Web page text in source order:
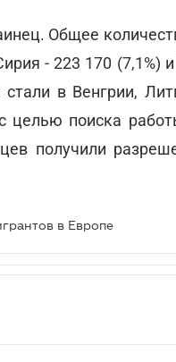
Общее
- 223 170 (7,1%)
в Венгрии,
целью поиска
получили
в Европе